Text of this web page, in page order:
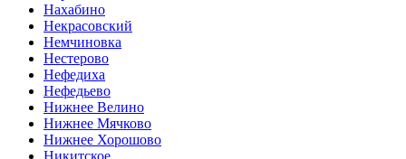
Нахабино
Некрасовский
Немчиновка
Нестерово
Нефедиха
Нефедьево
Нижнее Велино
Нижнее Мячково
Нижнее Хорошово